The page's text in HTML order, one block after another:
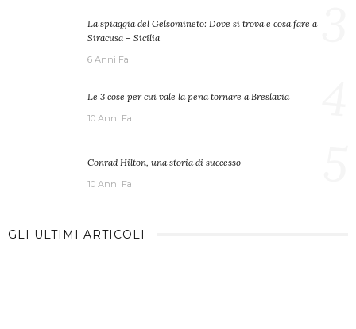
La spiaggia del Gelsomineto: Dove si trova e cosa fare a
Siracusa – Sicilia
6 Anni Fa
Le 3 cose per cui vale la pena tornare a Breslavia
10 Anni Fa
Conrad Hilton, una storia di successo
10 Anni Fa
GLI ULTIMI ARTICOLI